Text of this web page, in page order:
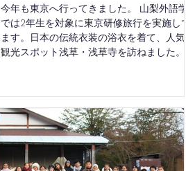
今年も東京へ行ってきました。 山梨外語学
では2年生を対象に東京研修旅行を実施し
ます。日本の伝統衣装の浴衣を着て、人気
観光スポット浅草・浅草寺を訪ねました。
とができました。今回の研修は日本を理解
るだけでなく、ともに学ぶ仲間との楽しい
い出となったことでしょう。 本校の学生の
くは、卒業後、日本国内の専門学校や大学
進学し、日本で就労することを希望してい
す。日本の首都東京の魅力を体感すること